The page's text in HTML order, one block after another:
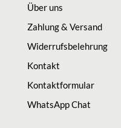
Über uns
Zahlung & Versand
Widerrufsbelehrung
Kontakt
Kontaktformular
WhatsApp Chat